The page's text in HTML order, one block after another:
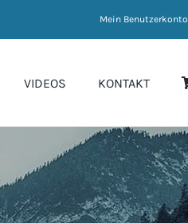
Mein Benutzerkonto
VIDEOS KONTAKT